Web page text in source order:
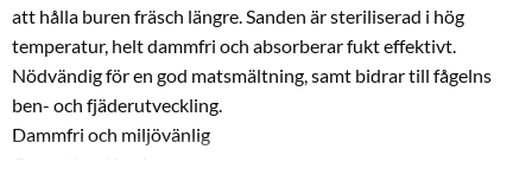
att hålla buren fräsch längre. Sanden är steriliserad i hög
temperatur, helt dammfri och absorberar fukt effektivt.
Nödvändig för en god matsmältning, samt bidrar till fågelns
ben- och fjäderutveckling.
Dammfri och miljövänlig